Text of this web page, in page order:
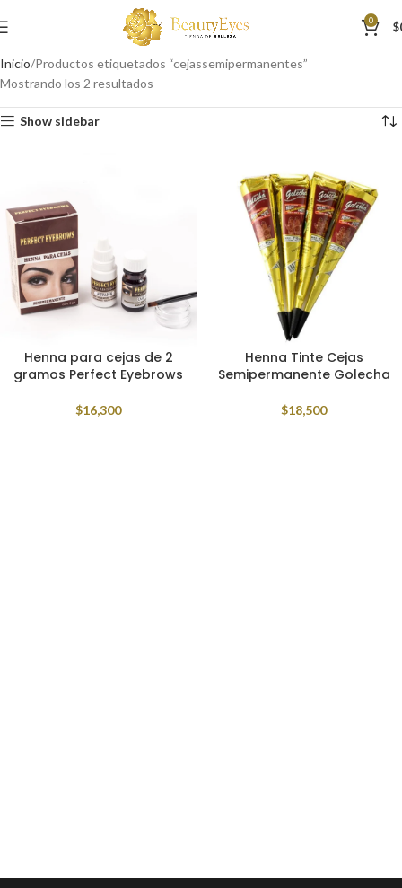
0 $
Inicio Productos etiquetados “cejassemipermanentes”
Mostrando los 2 resultados
Show sidebar
Henna para cejas de 2
gramos Perfect Eyebrows
$16,300
Henna Tinte Cejas
Semipermanente Golecha
$18,500